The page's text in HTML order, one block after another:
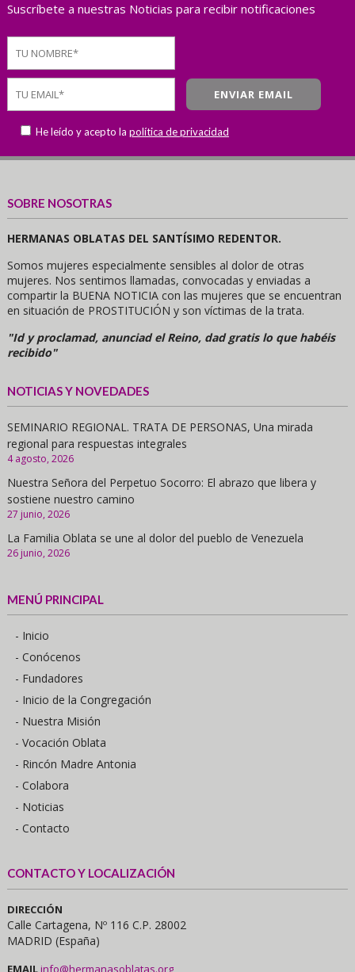
Suscríbete a nuestras Noticias para recibir notificaciones
He leído y acepto la política de privacidad
SOBRE NOSOTRAS
HERMANAS OBLATAS DEL SANTÍSIMO REDENTOR.
Somos mujeres especialmente sensibles al dolor de otras
mujeres. Nos sentimos llamadas, convocadas y enviadas a
compartir la BUENA NOTICIA con las mujeres que se encuentran
en situación de PROSTITUCIÓN y son víctimas de la trata.
"Id y proclamad, anunciad el Reino, dad gratis lo que habéis
recibido"
NOTICIAS Y NOVEDADES
SEMINARIO REGIONAL. TRATA DE PERSONAS, Una mirada
regional para respuestas integrales
4 agosto, 2026
Nuestra Señora del Perpetuo Socorro: El abrazo que libera y
sostiene nuestro camino
27 junio, 2026
La Familia Oblata se une al dolor del pueblo de Venezuela
26 junio, 2026
MENÚ PRINCIPAL
- Inicio
- Conócenos
- Fundadores
- Inicio de la Congregación
- Nuestra Misión
- Vocación Oblata
- Rincón Madre Antonia
- Colabora
- Noticias
- Contacto
CONTACTO Y LOCALIZACIÓN
DIRECCIÓN
Calle Cartagena, Nº 116 C.P. 28002
MADRID (España)